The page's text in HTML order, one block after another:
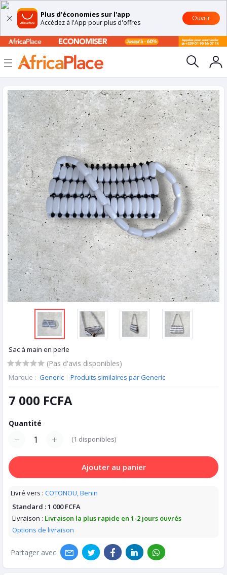
Plus d'économies sur l'app
Accédez à l'App pour plus d'offres
Ouvrir
Sac à main en perle
(Pas d'avis disponibles)
Marque : Generic | Produits similaires par Generic
7 000 FCFA
Quantité
(1 disponibles)
Ajouter au panier
Livré vers : COTONOU, Benin
Standard :1 000 FCFA
Livraison : Livraison la plus rapide en 1-2 jours ouvrés
Options de livraison
Partager avec